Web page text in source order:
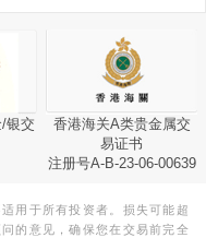
银交
香港海关A类贵金属交
易证书
注册号A-B-23-06-00639
用于所有投资者。损失可能超
的意见，确保您在交易前完全